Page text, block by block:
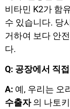
비타민 K2가 함
수 있습니다. 당
거하여 보다 안
다.
Q: 공장에서 직
A: 예, 우리는 오
수출자의 나토